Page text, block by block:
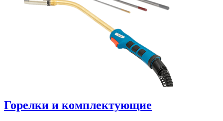
Горелки и комплектующие